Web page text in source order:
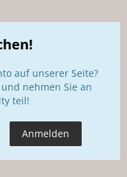
auf unserer Seite?
nehmen Sie an
teil!
Anmelden